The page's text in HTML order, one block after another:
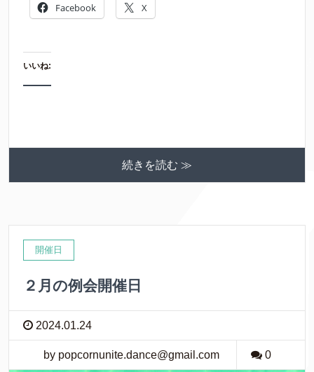
Facebook X
いいね:
続きを読む ≫
開催日
２月の例会開催日
2024.01.24
by popcornunite.dance@gmail.com 0